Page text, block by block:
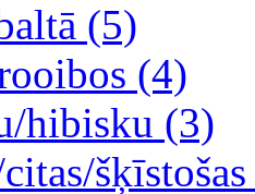
(5)
(4)
hibisku (3)